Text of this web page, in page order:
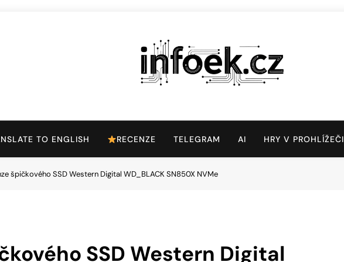
Infoek.cz
TO ENGLISH RECENZE TELEGRAM AI HRY V PROHLÍŽEČI
špičkového SSD Western Digital WD_BLACK SN850X NVMe
SSD Western Digital